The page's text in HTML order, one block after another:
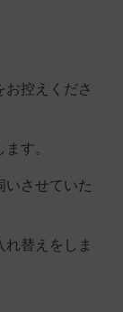
お控えくださ
す。
いさせていた
れ替えをしま